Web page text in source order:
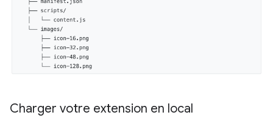
Charger votre extension en local